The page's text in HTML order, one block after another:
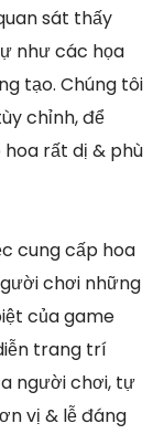
sát thấy
như các họa
tạo. Chúng tôi
chỉnh, để
rất dị & phù
cung cấp hoa
chơi những
của game
trang trí
người chơi, tự
vị & lễ đáng